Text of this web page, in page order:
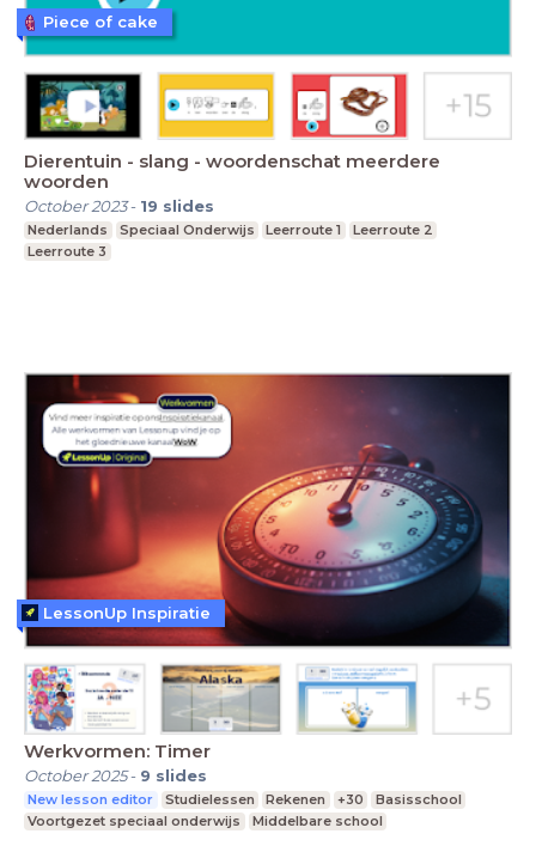
Dierentuin - slang - woordenschat meerdere
woorden
October 2023- 19 slides
Nederlands Speciaal Onderwijs Leerroute 1
Leerroute 2
Leerroute 3
Piece of cake
Werkvormen: Timer
October 2025- 9 slides
New lesson editor Studielessen Rekenen +30
Basisschool
Voortgezet speciaal onderwijs
Middelbare school
LessonUp Inspiratie